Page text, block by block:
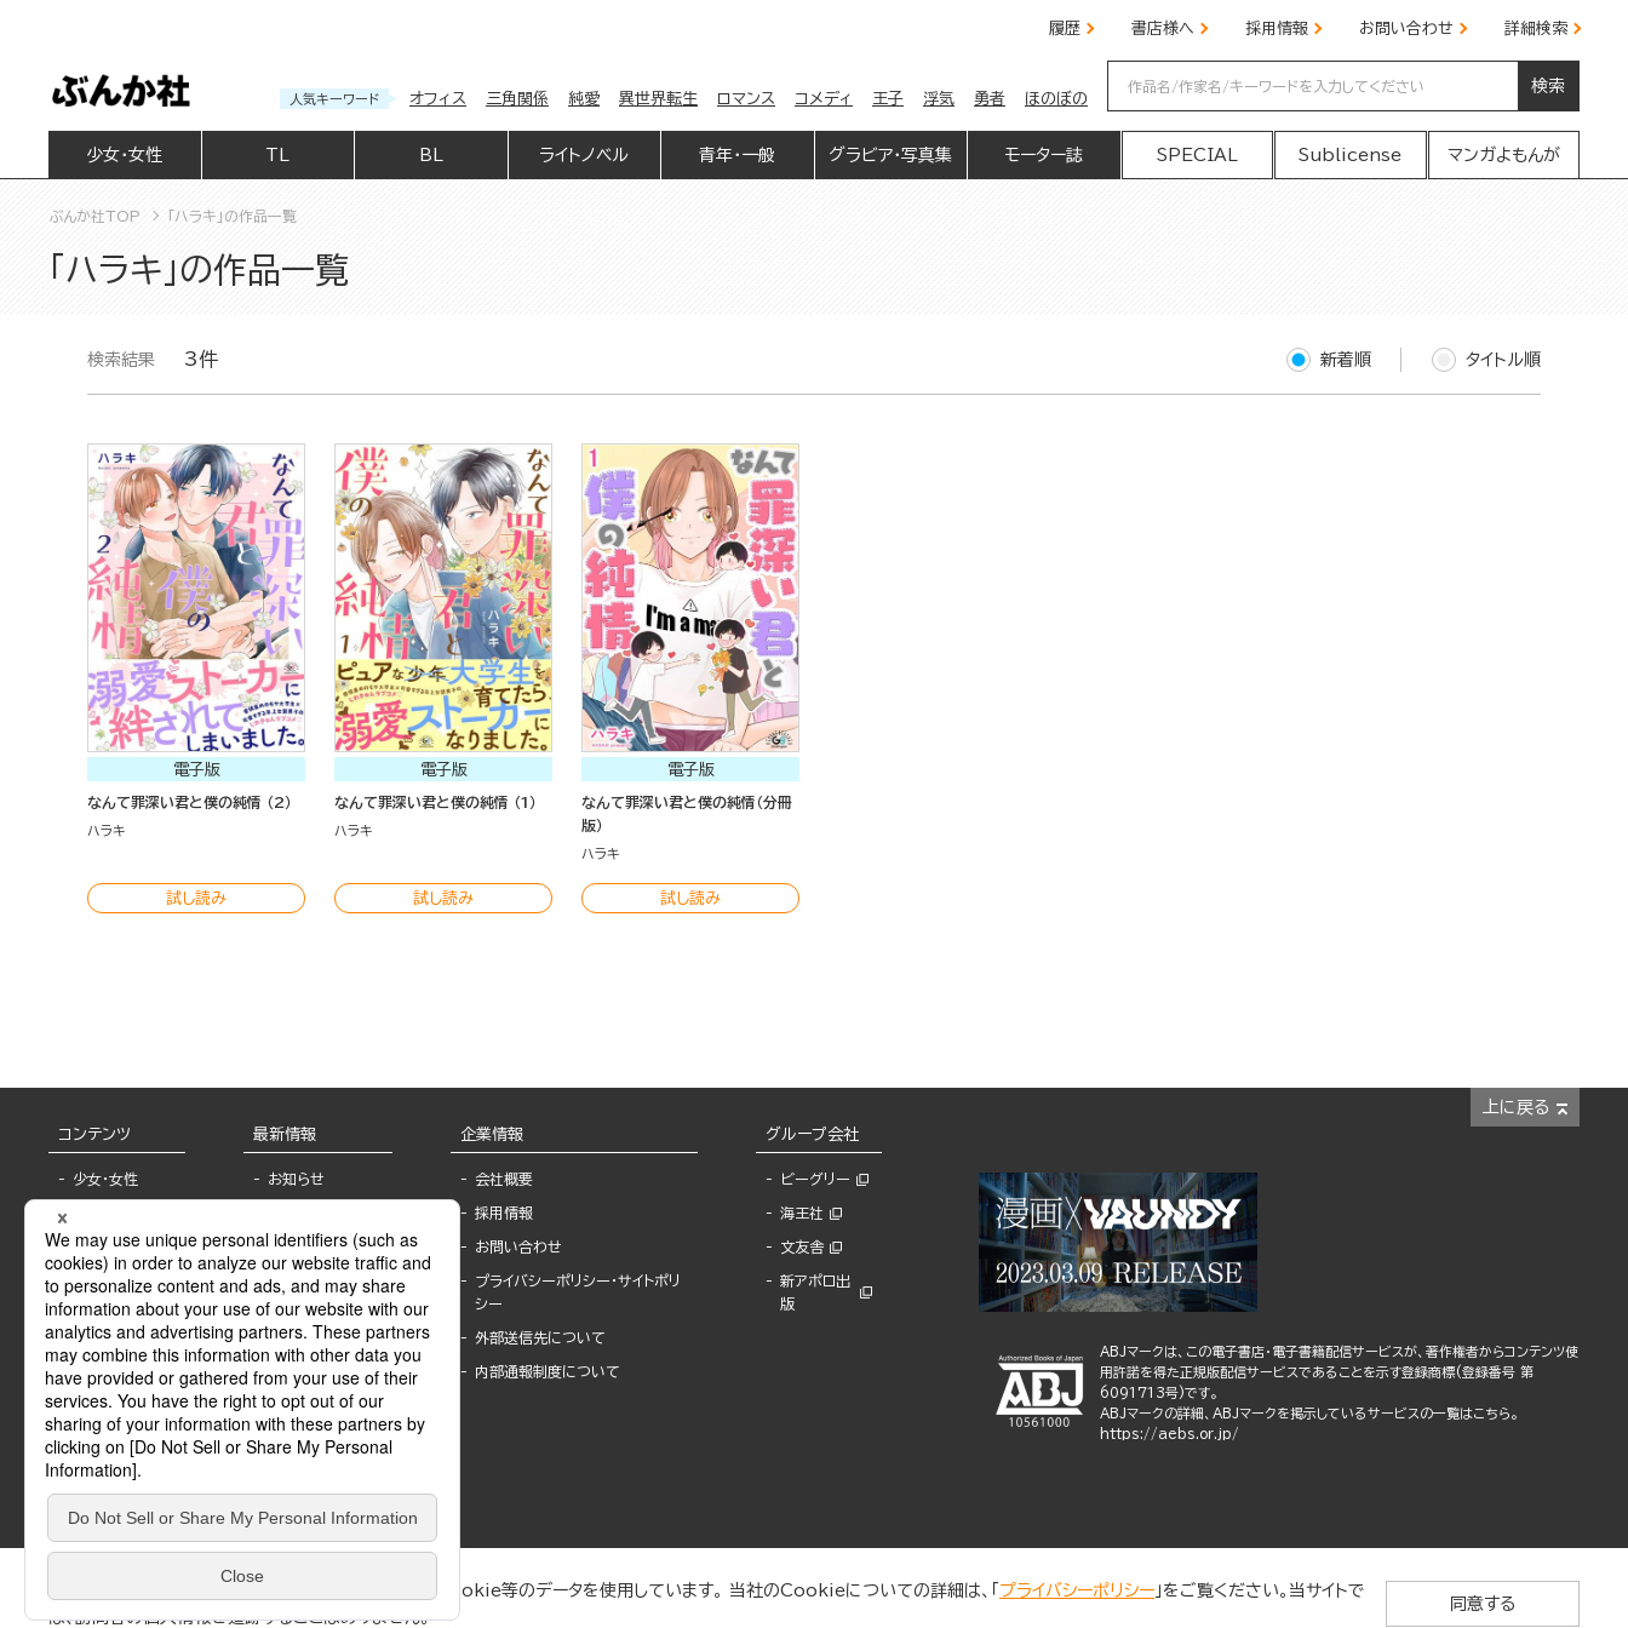
履歴 書店様へ 採用情報 お問い合わせ 詳細検索
人気キーワード オフィス 三角関係 純愛 異世界転生 ロマンス コメディ 王子 浮気 勇者 ほのぼの
検索
少女・女性 BL ライトノベル 青年・一般 グラビア・写真集 モーター誌 SPECIAL Sublicense マンガよもんが
ぶんか社TOP 「ハラキ」の作品一覧
「ハラキ」の作品一覧
検索結果 3件 新着順 タイトル順
電子版
なんて罪深い君と僕の純情 （2）
ハラキ
試し読み
電子版
なんて罪深い君と僕の純情 （1）
ハラキ
試し読み
電子版
なんて罪深い君と僕の純情（分冊
版）
ハラキ
試し読み
上に戻る
コンテンツ
少女・女性
BL
ライトノベル
青年・一般
グラビア・写真
モーター誌
SPECIAL
Sublicense
最新情報
お知らせ
報
書店様へ
海外ライセンシー
公式SNSアカウ
ント
作家一覧
Keyword list
Author list
企業情報
会社概要
採用情報
お問い合わせ
プライバシーポリシー・サイトポリ
シー
外部送信先について
内部通報制度について
グループ会社
ビーグリー
海王社
文友舎
新アポロ出
版
ABJマークは、この電子書店・電子書籍配信サービスが、著作権者からコンテンツ使
用許諾を得た正規版配信サービスであることを示す登録商標(登録番号 第
6091713号)です。
ABJマークの詳細、ABJマークを掲示しているサービスの一覧はこちら。
https://aebs.or.jp/
ぶんか社が運営するサイトでは、利便性向上のためにCookie等のデータを使用しています。 当社のCookieについての詳細は、「 プライバシーポリシー 」をご覧ください。当サイトで
は、訪問者の個人情報を追跡することはありません。
同意する